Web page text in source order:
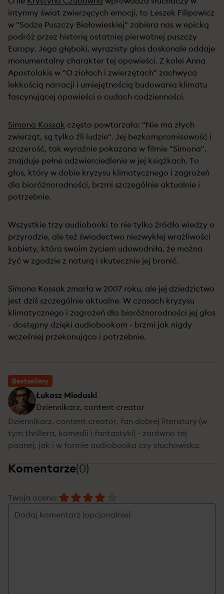
intymny świat zwierzęcych emocji, to Leszek Filipowicz
w "Sadze Puszczy Białowieskiej" zabiera nas w epicką
podróż przez historię ostatniej pierwotnej puszczy
Europy. Jego głęboki, wyrazisty głos doskonale oddaje
monumentalny charakter tej opowieści. Z kolei Anna
Apostolakis w "O ziołach i zwierzętach" zachwyca
lekkością narracji i umiejętnością budowania klimatu
fascynującej opowieści o cudach codzienności.
Simona Kossak często powtarzała: "Nie ma złych
zwierząt, są tylko źli ludzie". Jej bezkompromisowość i
szczerość, tak wyraźnie pokazana w filmie "Simona",
znajduje pełne odzwierciedlenie w jej książkach. To
głos, który w dobie kryzysu klimatycznego i zagrożeń
dla bioróżnorodności, brzmi szczególnie aktualnie i
potrzebnie.
Wszystkie trzy audiobooki to nie tylko źródło wiedzy o
przyrodzie, ale też świadectwo niezwykłej wrażliwości
kobiety, która swoim życiem udowodniła, że można
żyć w zgodzie z naturą i skutecznie jej bronić.
Simona Kossak zmarła w 2007 roku, ale jej dziedzictwo
jest dziś szczególnie aktualne. W czasach kryzysu
klimatycznego i zagrożeń dla bioróżnorodności jej głos
- dostępny dzięki audiobookom - brzmi jak nigdy
wcześniej przekonująco i potrzebnie.
Bestsellery
Łukasz Mioduski
Dziennikarz, content creator
Dziennikarz, content creator, fan dobrej literatury (w
tym thrillera, komedii i fantastyki) - zarówno tej
pisanej, jak i w formie audiobooka czy słuchowiska.
Komentarze(0)
Twoja ocena: